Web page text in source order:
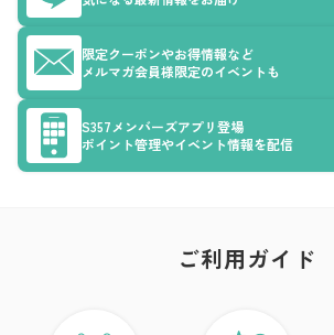
限定クーポンやお得情報など
メルマガ会員様限定のイベントも
S357メンバーズアプリ登場
ポイント管理やイベント情報を配信
ご利用ガイド